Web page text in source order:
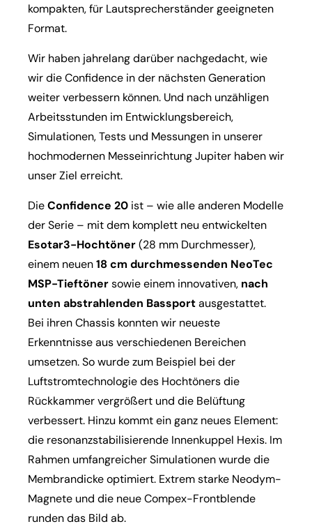
kompakten, für Lautsprecherständer geeigneten
Format.
Wir haben jahrelang darüber nachgedacht, wie
wir die Confidence in der nächsten Generation
weiter verbessern können. Und nach unzähligen
Arbeitsstunden im Entwicklungsbereich,
Simulationen, Tests und Messungen in unserer
hochmodernen Messeinrichtung Jupiter haben wir
unser Ziel erreicht.
DieConfidence 20 ist – wie alle anderen Modelle
der Serie – mit dem komplett neu entwickelten
Esotar3-Hochtöner(28 mm Durchmesser),
einem neuen18 cm durchmessenden NeoTec
MSP-Tieftönersowie einem innovativen, nach
unten abstrahlenden Bassportausgestattet.
Bei ihren Chassis konnten wir neueste
Erkenntnisse aus verschiedenen Bereichen
umsetzen. So wurde zum Beispiel bei der
Luftstromtechnologie des Hochtöners die
Rückkammer vergrößert und die Belüftung
verbessert. Hinzu kommt ein ganz neues Element:
die resonanzstabilisierende Innenkuppel Hexis. Im
Rahmen umfangreicher Simulationen wurde die
Membrandicke optimiert. Extrem starke Neodym-
Magnete und die neue Compex-Frontblende
runden das Bild ab.